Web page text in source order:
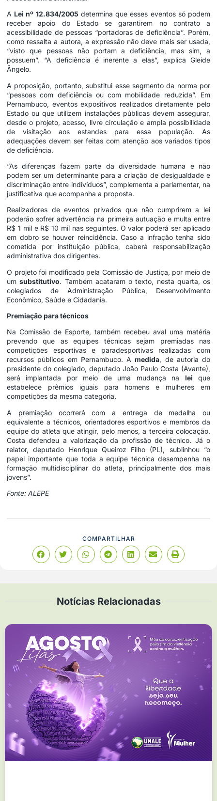
A Lei nº 12.834/2005 determina que esses eventos só podem
receber apoio do Estado se garantirem no contrato a
acessibilidade de pessoas “portadoras de deficiência”. Porém,
como ressalta a autora, a expressão não deve mais ser usada,
“visto que pessoas não portam a deficiência, mas sim, a
possuem”. “A deficiência é inerente a elas”, explica Gleide
Ângelo.
A proposição, portanto, substitui esse segmento da norma por
“pessoas com deficiência ou com mobilidade reduzida”. Em
Pernambuco, eventos expositivos realizados diretamente pelo
Estado ou que utilizem instalações públicas devem assegurar,
desde o projeto, acesso, livre circulação e ampla possibilidade
de visitação aos estandes para essa população. As
adequações devem ser feitas com atenção aos variados tipos
de deficiência.
“As diferenças fazem parte da diversidade humana e não
podem ser um determinante para a criação de desigualdade e
discriminação entre indivíduos”, complementa a parlamentar, na
justificativa que acompanha a proposta.
Realizadores de eventos privados que não cumprirem a lei
poderão sofrer advertência na primeira autuação e multa entre
R$ 1 mil e R$ 10 mil nas seguintes. O valor poderá ser aplicado
em dobro se houver reincidência. Caso a infração tenha sido
cometida por instituição pública, caberá responsabilização
administrativa dos dirigentes.
O projeto foi modificado pela Comissão de Justiça, por meio de
umsubstitutivo. Também acataram o texto, nesta quarta, os
colegiados de Administração Pública, Desenvolvimento
Econômico, Saúde e Cidadania.
Premiação para técnicos
Na Comissão de Esporte, também recebeu aval uma matéria
prevendo que as equipes técnicas sejam premiadas nas
competições esportivas e paradesportivas realizadas com
recursos públicos em Pernambuco. Amedida, de autoria do
presidente do colegiado, deputado João Paulo Costa (Avante),
será implantada por meio de uma mudança na lei que
estabelece prêmios iguais para homens e mulheres em
competições da mesma categoria.
A premiação ocorrerá com a entrega de medalha ou
equivalente a técnicos, orientadores esportivos e membros da
equipe do atleta que atingir, pelo menos, a terceira colocação.
Costa defendeu a valorização da profissão de técnico. Já o
relator, deputado Henrique Queiroz Filho (PL), sublinhou “o
papel importante que toda a equipe técnica desempenha na
formação multidisciplinar do atleta, principalmente dos mais
jovens”.
Fonte: ALEPE
COMPARTILHAR
Notícias Relacionadas